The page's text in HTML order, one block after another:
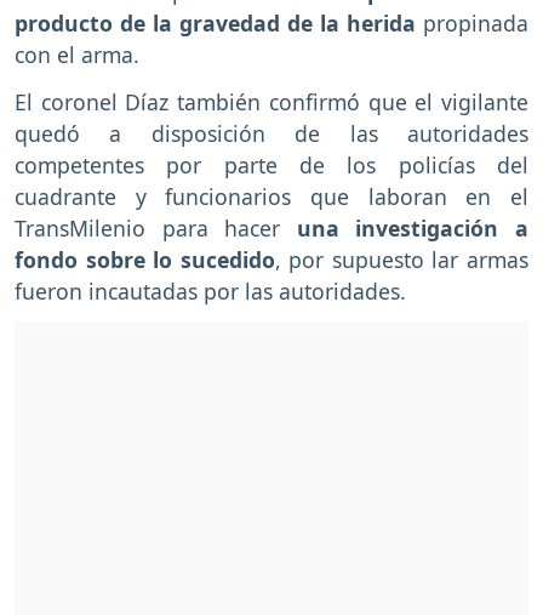
producto de la gravedad de la herida propinada
con el arma.
El coronel Díaz también confirmó que el vigilante
quedó a disposición de las autoridades
competentes por parte de los policías del
cuadrante y funcionarios que laboran en el
TransMilenio para hacer una investigación a
fondo sobre lo sucedido, por supuesto lar armas
fueron incautadas por las autoridades.